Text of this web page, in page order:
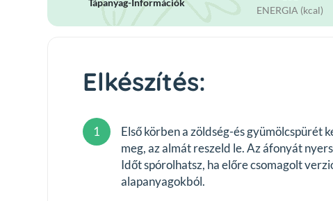
ENERGIA (kcal)
Elkészítés:
1
Első körben a zöldség-és gyümölcspürét
meg, az almát reszeld le. Az áfonyát
Időt spórolhatsz, ha előre csomagolt
alapanyagokból.